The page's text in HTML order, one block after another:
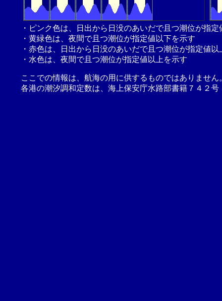
・ピンク色は、日出から日没のあいだで且つ潮位が指
・黄緑色は、夜間で且つ潮位が指定値以下を示す
・赤色は、日出から日没のあいだで且つ潮位が指定値以
・水色は、夜間で且つ潮位が指定値以上を示す
ここでの情報は、航海の用に供するものではありませ
各港の潮汐調和定数は、海上保安庁水路部書籍７４２